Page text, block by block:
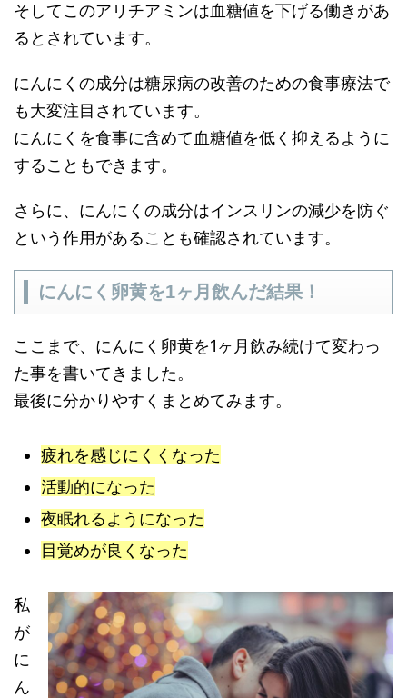
そしてこのアリチアミンは血糖値を下げる働き があ
るとされています。
にんにくの成分は糖尿病の改善のための食事療法で
も大変注目されています。
にんにくを食事に含めて血糖値を低く抑えるように
することもできます。
さらに、 にんにくの成分はインスリンの減少を防ぐ
という作用があることも確認されています。
にんにく卵黄を1ヶ月飲んだ結果！
ここまで、 にんにく卵黄を1ヶ月飲み続けて変わっ
た事を書いてきました。
最後に分かりやすくまとめてみます。
疲れを感じにくくなった
活動的になった
夜眠れるようになった
目覚めが良くなった
私
が
に
ん